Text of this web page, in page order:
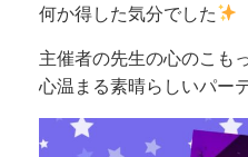
何か得した気分でした
主催者の先生の心のこも
心温まる素晴らしいパー